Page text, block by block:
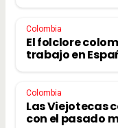
Colombia
El folclore
trabajo en
Colombia
Las Viejotecas
con el pasado